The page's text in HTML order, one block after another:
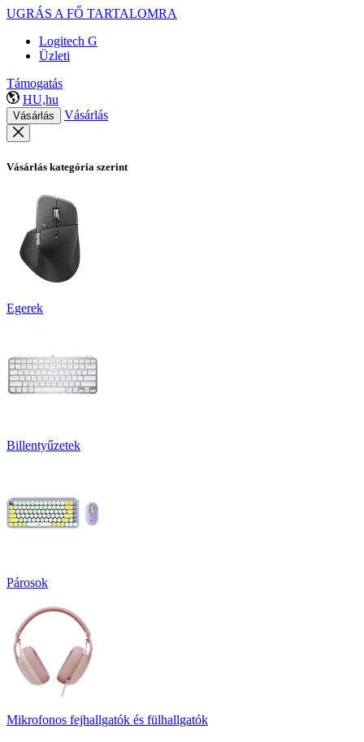
UGRÁS A FŐ TARTALOMRA
Logitech G
Üzleti
Támogatás
HU,hu
Vásárlás Vásárlás
Vásárlás kategória szerint
Egerek
Billentyűzetek
Párosok
Mikrofonos fejhallgatók és fülhallgatók